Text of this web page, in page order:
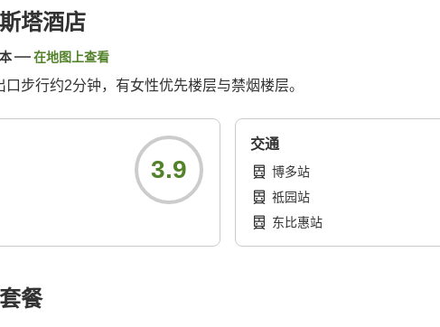
塔酒店
在地图上查看
步行约2分钟，有女性优先楼层与禁烟楼层。
3.9
交通
博多站
祗园站
东比惠站
餐